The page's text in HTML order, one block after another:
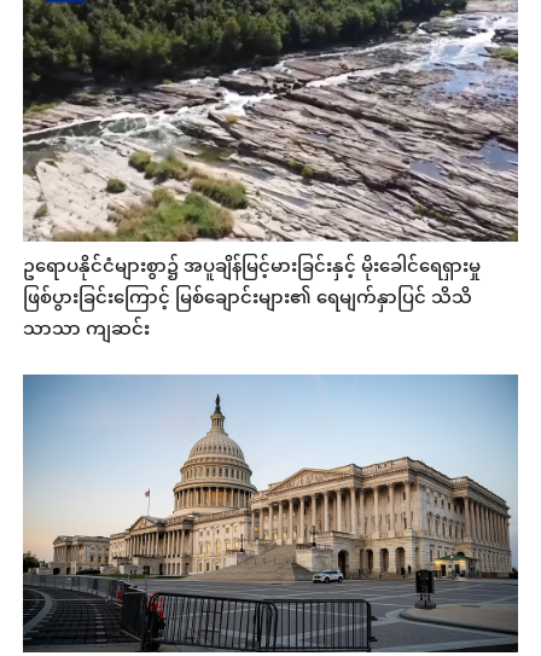
ဥရောပနိုင်ငံများစွာ၌ အပူချိန်မြင့်မားခြင်းနှင့် မိုးခေါင်ရေရှားမှု
ဖြစ်ပွားခြင်းကြောင့် မြစ်ချောင်းများ၏ ရေမျက်နှာပြင် သိသိ
သာသာ ကျဆင်း